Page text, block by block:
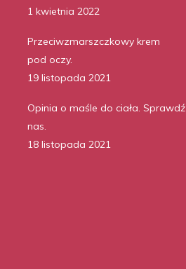
1 kwietnia 2022
Przeciwzmarszczkowy krem
pod oczy.
19 listopada 2021
Opinia o maśle do ciała. Sprawdź
nas.
18 listopada 2021